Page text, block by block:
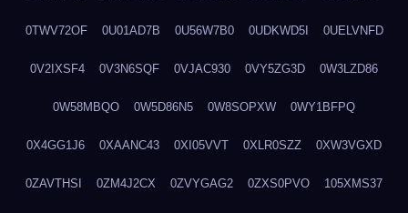
0TWV72OF 0U01AD7B 0U56W7B0 0UDKWD5I 0UELVNFD
0V2IXSF4 0V3N6SQF 0VJAC930 0VY5ZG3D 0W3LZD86
0W58MBQO 0W5D86N5 0W8SOPXW 0WY1BFPQ
0X4GG1J6 0XAANC43 0XI05VVT 0XLR0SZZ 0XW3VGXD
0ZAVTHSI 0ZM4J2CX 0ZVYGAG2 0ZXS0PVO 105XMS37